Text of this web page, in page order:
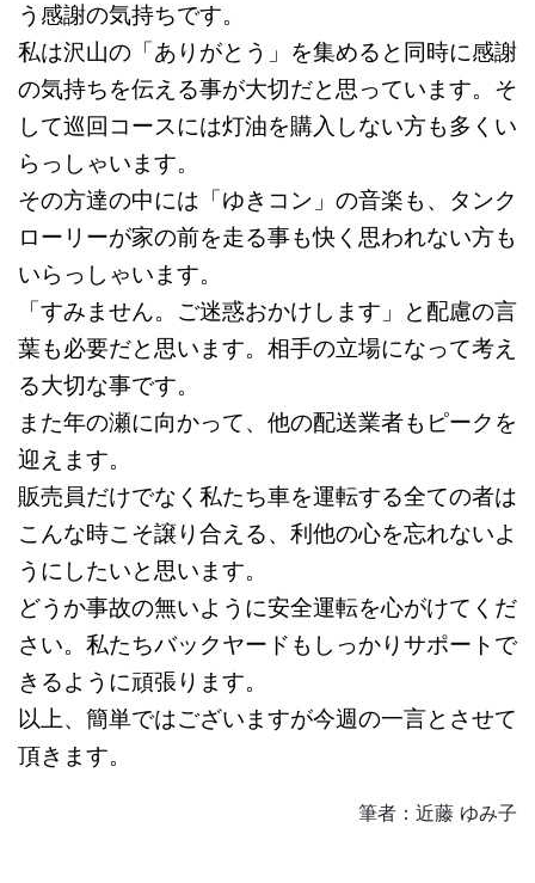
う感謝の気持ちです。
私は沢山の「ありがとう」を集めると同時に感謝
の気持ちを伝える事が大切だと思っています。そ
して巡回コースには灯油を購入しない方も多くい
らっしゃいます。
その方達の中には「ゆきコン」の音楽も、タンク
ローリーが家の前を走る事も快く思われない方も
いらっしゃいます。
「すみません。ご迷惑おかけします」と配慮の言
葉も必要だと思います。相手の立場になって考え
る大切な事です。
また年の瀬に向かって、他の配送業者もピークを
迎えます。
販売員だけでなく私たち車を運転する全ての者は
こんな時こそ譲り合える、利他の心を忘れないよ
うにしたいと思います。
どうか事故の無いように安全運転を心がけてくだ
さい。私たちバックヤードもしっかりサポートで
きるように頑張ります。
以上、簡単ではございますが今週の一言とさせて
頂きます。
筆者：近藤 ゆみ子